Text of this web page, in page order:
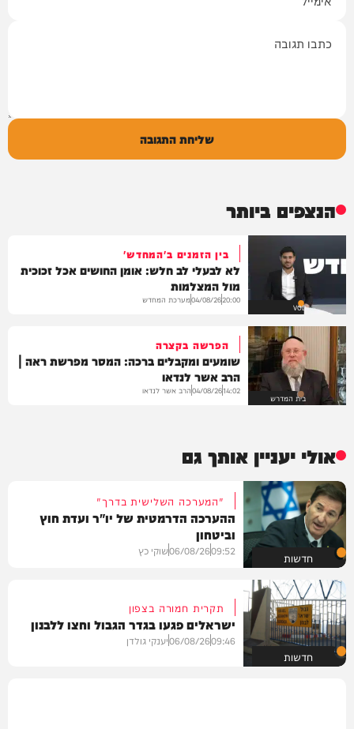
שליחת התגובה
הנצפים ביותר
VOD
בין הזמנים ב'המחדש'
לא לבעלי לב חלש: אומן החושים אכל זכוכית
מול המצלמות
20:00
04/08/26מערכת המחדש
בית המדרש
הפרשה בקצרה
שומעים ומקבלים ברכה: המסר מפרשת ראה |
הרב אשר לנדאו
14:02
04/08/26הרב אשר לנדאו
אולי יעניין אותך גם
חדשות
"המערכה השלישית בדרך"
ההערכה הדרמטית של יו"ר ועדת חוץ
וביטחון
09:52
06/08/26שוקי כץ
חדשות
תקרית חמורה בצפון
ישראלים פגעו בגדר הגבול וחצו ללבנון
09:46
06/08/26יענקי גולדן